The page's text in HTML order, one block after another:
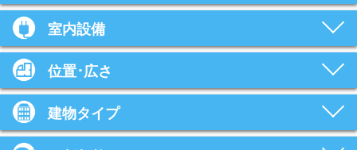
室内設備
位置･広さ
建物タイプ